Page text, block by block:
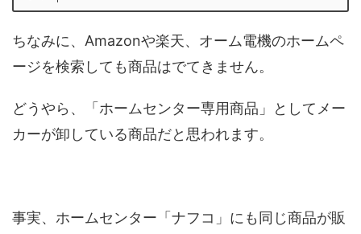
ちなみに、Amazonや楽天、オーム電機のホームペ
ージを検索しても商品はでてきません。
どうやら、「ホームセンター専用商品」としてメー
カーが卸している商品だと思われます。
事実、ホームセンター「ナフコ」にも同じ商品が販